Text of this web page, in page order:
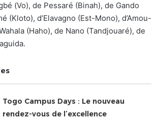
(Vo), de Pessaré (Binah), de Gando
(Kloto), d’Elavagno (Est-Mono), d’Amou-
(Haho), de Nano (Tandjouaré), de
Togo Campus Days : Le nouveau
rendez-vous de l’excellence